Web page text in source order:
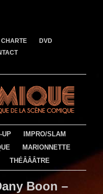
DVD
UP
IMPRO/SLAM
MARIONNETTE
THÉÂÂÂTRE
Boon –